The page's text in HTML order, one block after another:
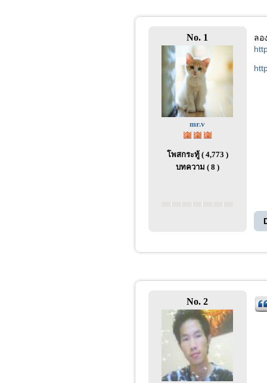
No. 1
mr.v
โพสกระทู้ ( 4,773 )
บทความ ( 8 )
ลอ
No. 2